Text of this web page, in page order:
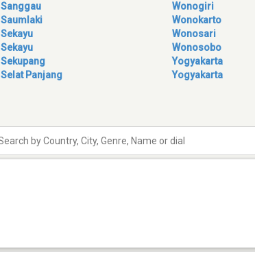
Sanggau
Saumlaki
Sekayu
Sekayu
Sekupang
Selat Panjang
Wonogiri
Wonokarto
Wonosari
Wonosobo
Yogyakarta
Yogyakarta